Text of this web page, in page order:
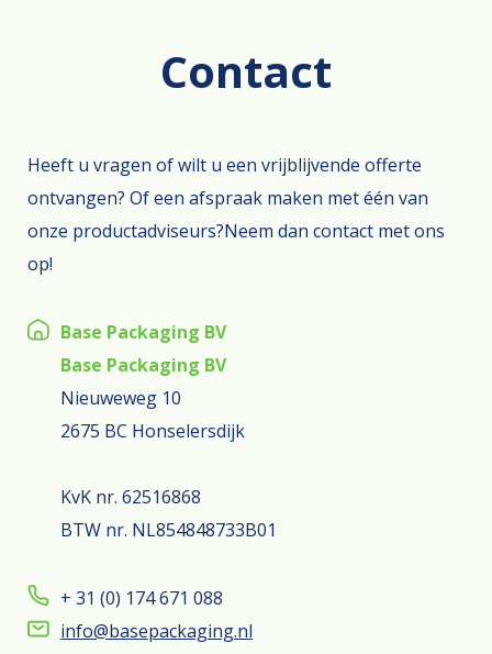
Contact
Heeft u vragen of wilt u een vrijblijvende offerte
ontvangen? Of een afspraak maken met één van
onze productadviseurs?Neem dan contact met ons
op!
Base Packaging BV
Base Packaging BV
Nieuweweg 10
2675 BC Honselersdijk
KvK nr. 62516868
BTW nr. NL854848733B01
+ 31 (0) 174 671 088
info@basepackaging.nl